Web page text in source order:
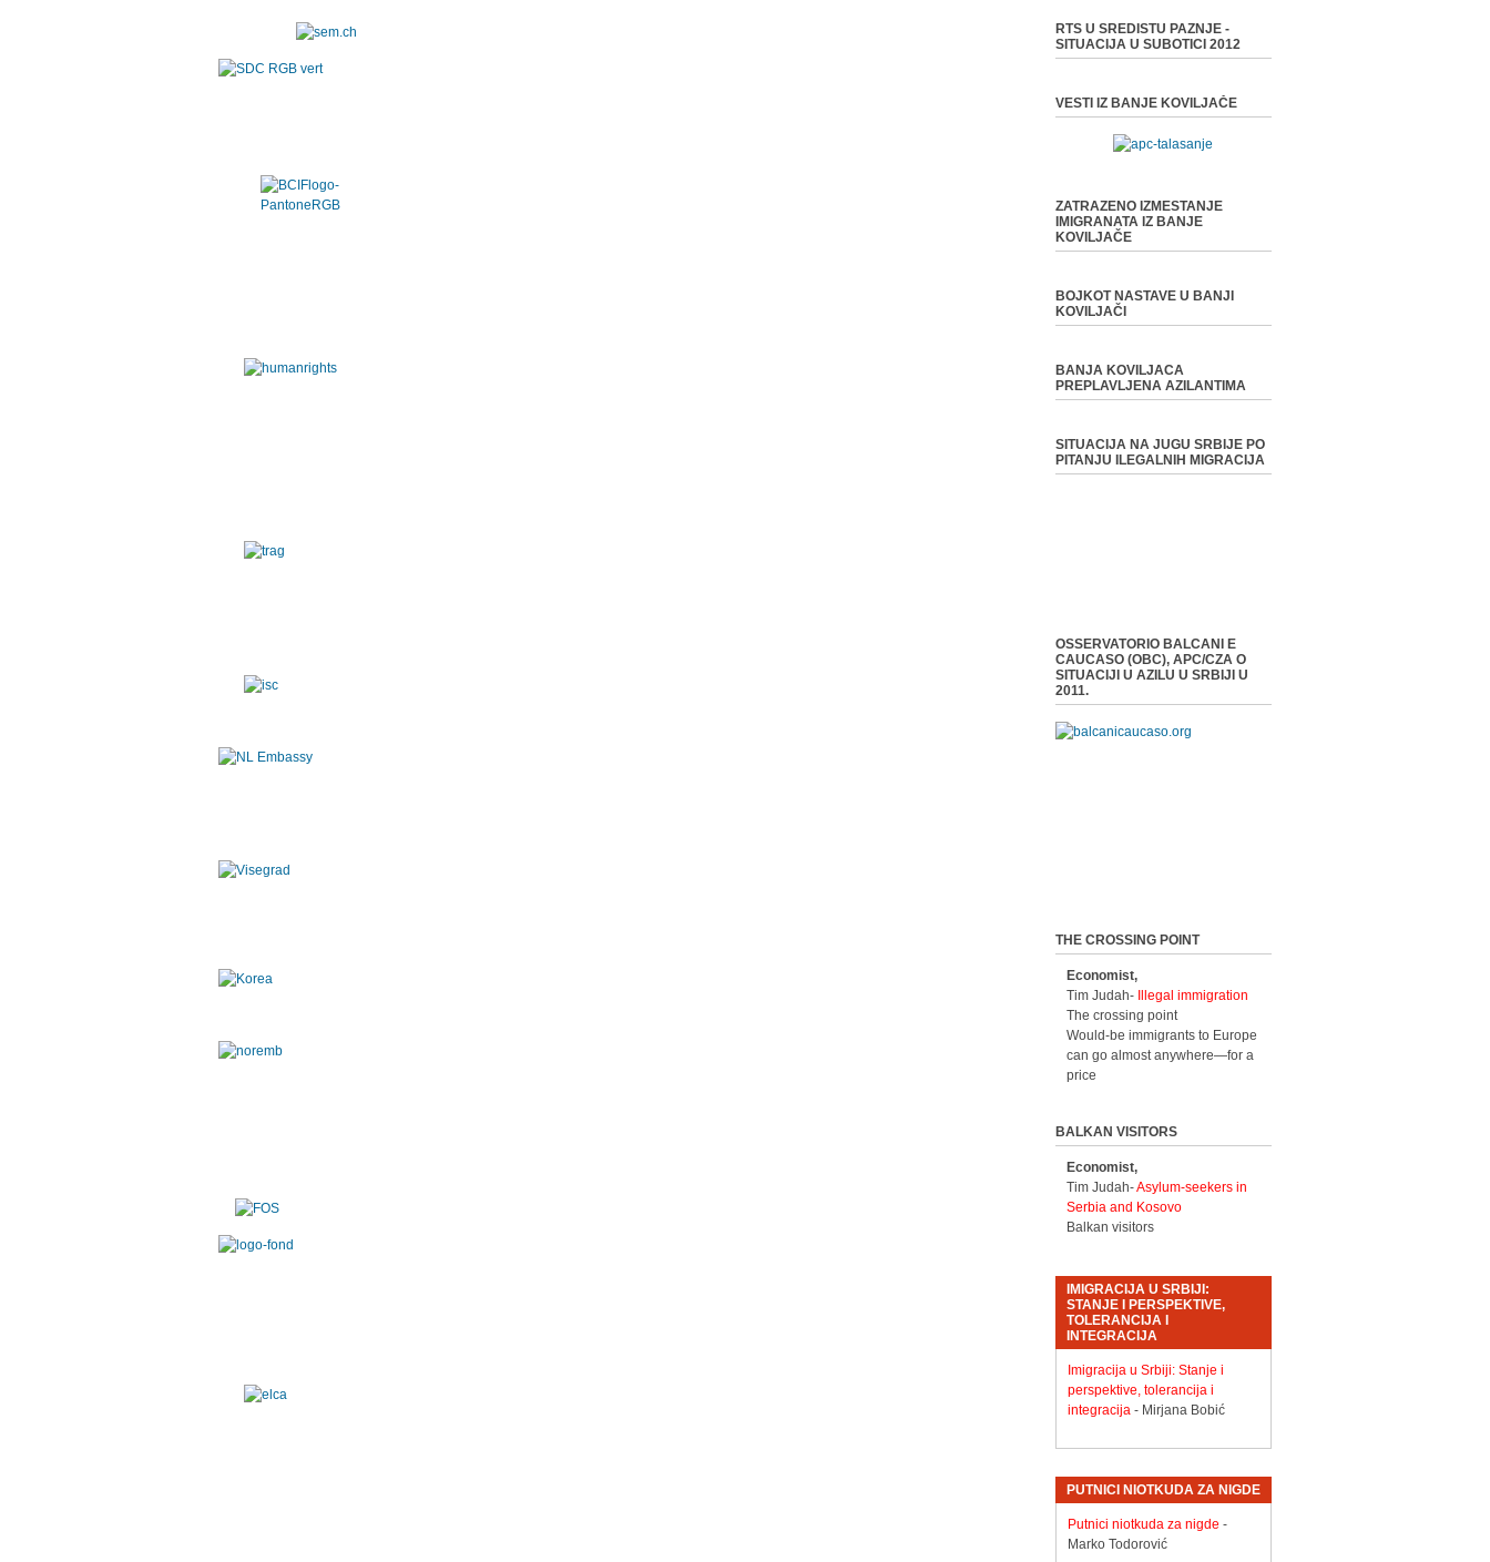
RTS U SREDISTU PAZNJE -
SITUACIJA U SUBOTICI 2012
VESTI IZ BANJE KOVILJAČE
ZATRAZENO IZMESTANJE
IMIGRANATA IZ BANJE
KOVILJAČE
BOJKOT NASTAVE U BANJI
KOVILJAČI
BANJA KOVILJACA
PREPLAVLJENA AZILANTIMA
SITUACIJA NA JUGU SRBIJE PO
PITANJU ILEGALNIH MIGRACIJA
OSSERVATORIO BALCANI E
CAUCASO (OBC), APC/CZA O
SITUACIJI U AZILU U SRBIJI U
2011.
THE CROSSING POINT
Economist,
Tim Judah-
Illegal immigration
The crossing point
Would-be immigrants to Europe
can go almost anywhere—for a
price
BALKAN VISITORS
Economist,
Tim Judah-Asylum-seekers in
Serbia and Kosovo
Balkan visitors
IMIGRACIJA U SRBIJI:
STANJE I PERSPEKTIVE,
TOLERANCIJA I
INTEGRACIJA
Imigracija u Srbiji: Stanje i
perspektive, tolerancija i
integracija- Mirjana Bobić
PUTNICI NIOTKUDA ZA NIGDE
Putnici niotkuda za nigde -
Marko Todorović